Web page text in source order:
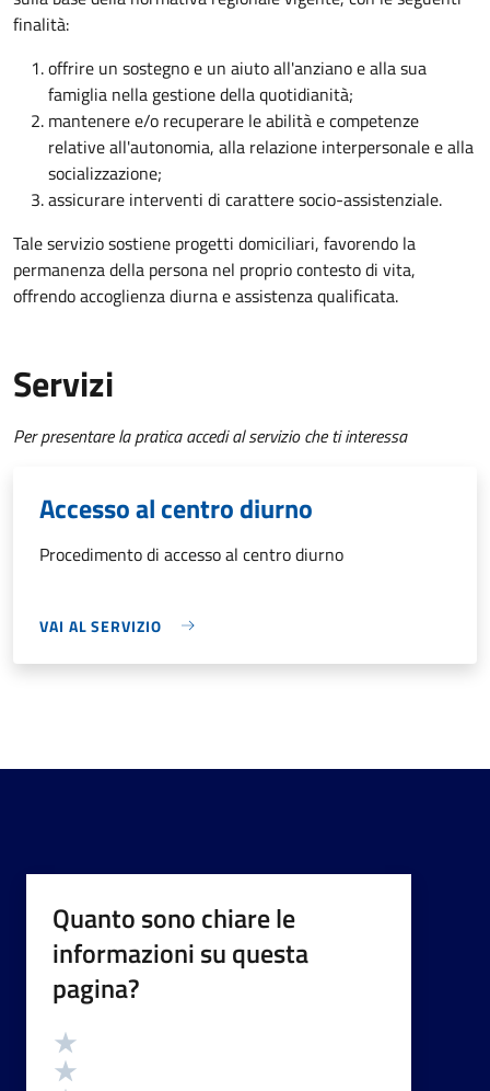
finalità:
offrire un sostegno e un aiuto all'anziano e alla sua
famiglia nella gestione della quotidianità;
mantenere e/o recuperare le abilità e competenze
relative all'autonomia, alla relazione interpersonale e alla
socializzazione;
assicurare interventi di carattere socio-assistenziale.
Tale servizio sostiene progetti domiciliari, favorendo la
permanenza della persona nel proprio contesto di vita,
offrendo accoglienza diurna e assistenza qualificata.
Servizi
Per presentare la pratica accedi al servizio che ti interessa
Accesso al centro diurno
Procedimento di accesso al centro diurno
VAI AL SERVIZIO
Quanto sono chiare le
informazioni su questa
pagina?
Valutazione